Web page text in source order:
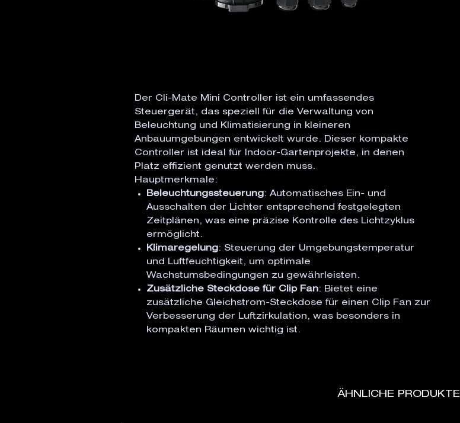
Der Cli-Mate Mini Controller ist ein umfassendes
Steuergerät, das speziell für die Verwaltung von
Beleuchtung und Klimatisierung in kleineren
Anbauumgebungen entwickelt wurde. Dieser kompakte
Controller ist ideal für Indoor-Gartenprojekte, in denen
Platz effizient genutzt werden muss.
Hauptmerkmale:
Beleuchtungssteuerung: Automatisches Ein- und
Ausschalten der Lichter entsprechend festgelegten
Zeitplänen, was eine präzise Kontrolle des Lichtzyklus
ermöglicht.
Klimaregelung: Steuerung der Umgebungstemperatur
und Luftfeuchtigkeit, um optimale
Wachstumsbedingungen zu gewährleisten.
Zusätzliche Steckdose für Clip Fan: Bietet eine
zusätzliche Gleichstrom-Steckdose für einen Clip Fan zur
Verbesserung der Luftzirkulation, was besonders in
kompakten Räumen wichtig ist.
ÄHNLICHE PRODUKTE